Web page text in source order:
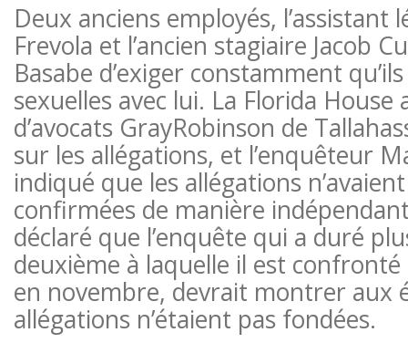
Deux anciens employés, l’assistant
Frevola et l’ancien stagiaire Jacob
Basabe d’exiger constamment
sexuelles avec lui. La Florida House
d’avocats GrayRobinson de
sur les allégations, et l’enquêteur
indiqué que les allégations
confirmées de manière
déclaré que l’enquête qui a duré
deuxième à laquelle il est
en novembre, devrait montrer aux
allégations n’étaient pas fondées.